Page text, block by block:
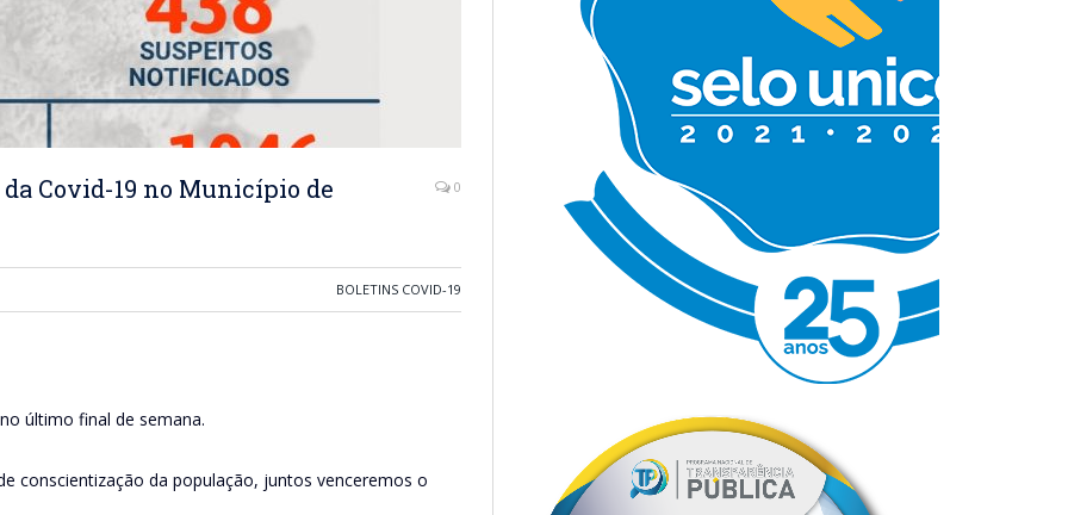
Covid-19 no Município de 0
BOLETINS COVID-19
último final de semana.
conscientização da população, juntos venceremos o